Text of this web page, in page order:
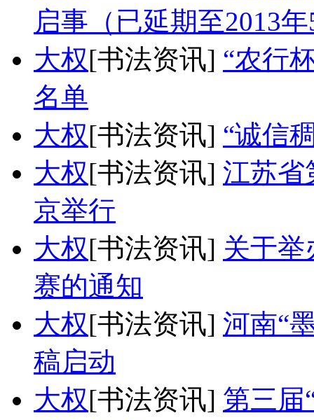
启事（已延期至2013
大权[书法资讯] “农行
名单
大权[书法资讯] “诚信
大权[书法资讯] 江苏省
京举行
大权[书法资讯] 关于举
赛的通知
大权[书法资讯] 河南“
稿启动
大权[书法资讯] 第三届